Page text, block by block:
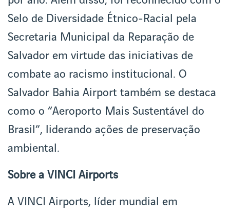
Selo de Diversidade Étnico-Racial pela
Secretaria Municipal da Reparação de
Salvador em virtude das iniciativas de
combate ao racismo institucional. O
Salvador Bahia Airport também se destaca
como o “Aeroporto Mais Sustentável do
Brasil”, liderando ações de preservação
ambiental.
Sobre a VINCI Airports
A VINCI Airports, líder mundial em